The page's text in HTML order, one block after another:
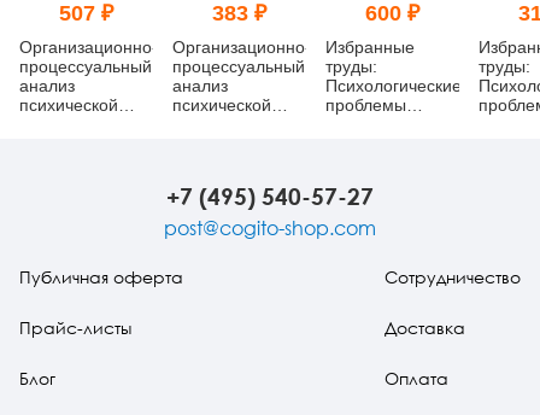
507 ₽
Организационно-
процессуальный
анализ
психической
383 ₽
Организационно-
процессуальный
анализ
психической
600 ₽
Избранные
труды:
Психологические
проблемы
труды:
+7 (495) 540-57-27
post@cogito-shop.com
Публичная оферта
Прайс-листы
Блог
Сотрудничество
Доставка
Оплата